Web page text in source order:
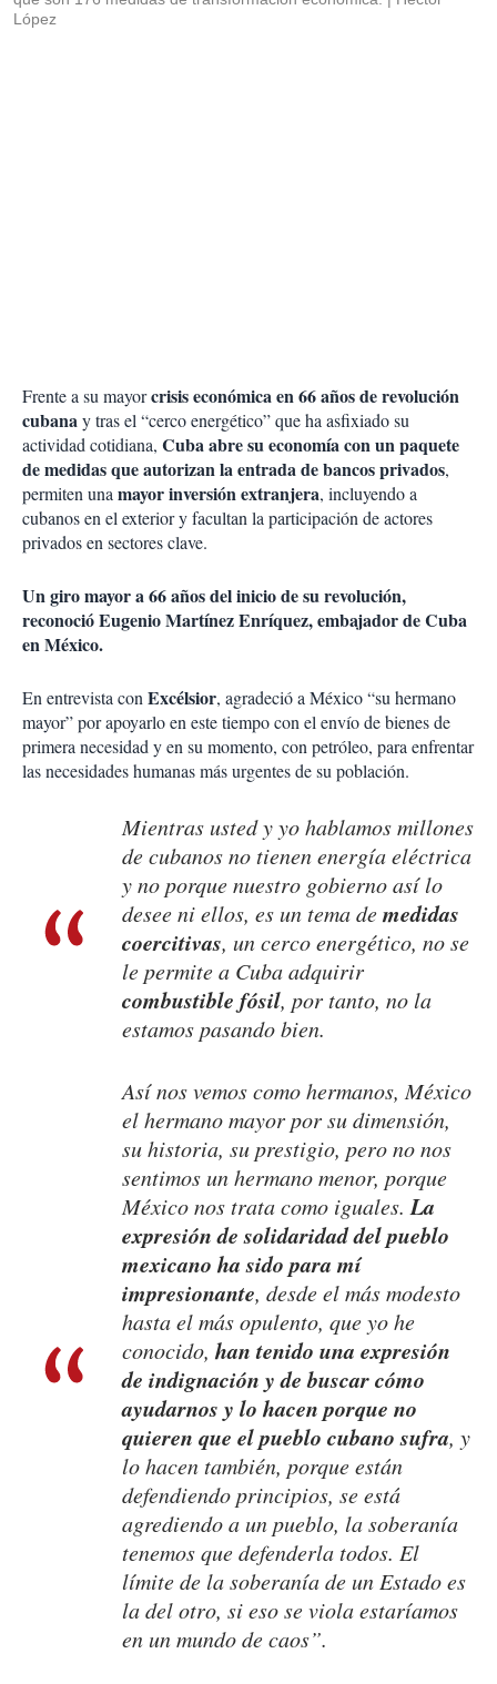
López
Frente a su mayorcrisis económica en 66 años de revolución
cubanay tras el “cerco energético” que ha asfixiado su
actividad cotidiana, Cuba abre su economía con un paquete
de medidas que autorizan la entrada de bancos privados,
permiten unamayor inversión extranjera, incluyendo a
cubanos en el exterior y facultan la participación de actores
privados en sectores clave.
Un giro mayor a 66 años del inicio de su revolución,
reconoció Eugenio Martínez Enríquez, embajador de Cuba
en México.
En entrevista conExcélsior, agradeció a México “su hermano
mayor” por apoyarlo en este tiempo con el envío de bienes de
primera necesidad y en su momento, con petróleo, para enfrentar
las necesidades humanas más urgentes de su población.
Mientras usted y yo hablamos millones
de cubanos no tienen energía eléctrica
y no porque nuestro gobierno así lo
desee ni ellos, es un tema demedidas
coercitivas, un cerco energético, no se
le permite a Cuba adquirir
combustible fósil, por tanto, no la
estamos pasando bien.
Así nos vemos como hermanos, México
el hermano mayor por su dimensión,
su historia, su prestigio, pero no nos
sentimos un hermano menor, porque
México nos trata como iguales.La
expresión de solidaridad del pueblo
mexicano ha sido para mí
impresionante, desde el más modesto
hasta el más opulento, que yo he
conocido, han tenido una expresión
de indignación y de buscar cómo
ayudarnos y lo hacen porque no
quieren que el pueblo cubano sufra, y
lo hacen también, porque están
defendiendo principios, se está
agrediendo a un pueblo, la soberanía
tenemos que defenderla todos. El
límite de la soberanía de un Estado es
la del otro, si eso se viola estaríamos
en un mundo de caos”.